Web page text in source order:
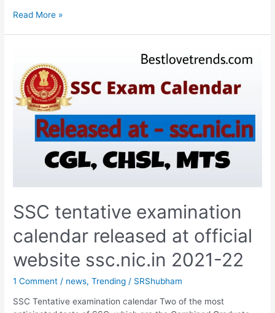
Christmas
celebrate
this
day
important
question
Read More »
SSC tentative examination
calendar released at official
website ssc.nic.in 2021-22
1 Comment / news,Trending / SRShubham
SSC Tentative examination calendar Two of the most